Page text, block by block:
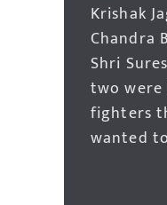
Krishak
Chandra
Shri
two
fighters
wanted